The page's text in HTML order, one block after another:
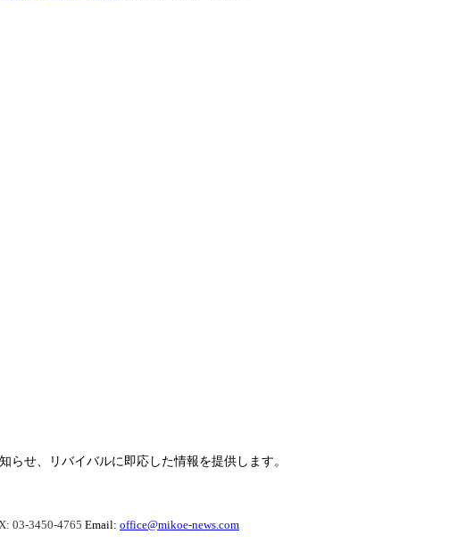
らせ、リバイバルに即応した情報を提供します。
03-3450-4765 Email: office@mikoe-news.com